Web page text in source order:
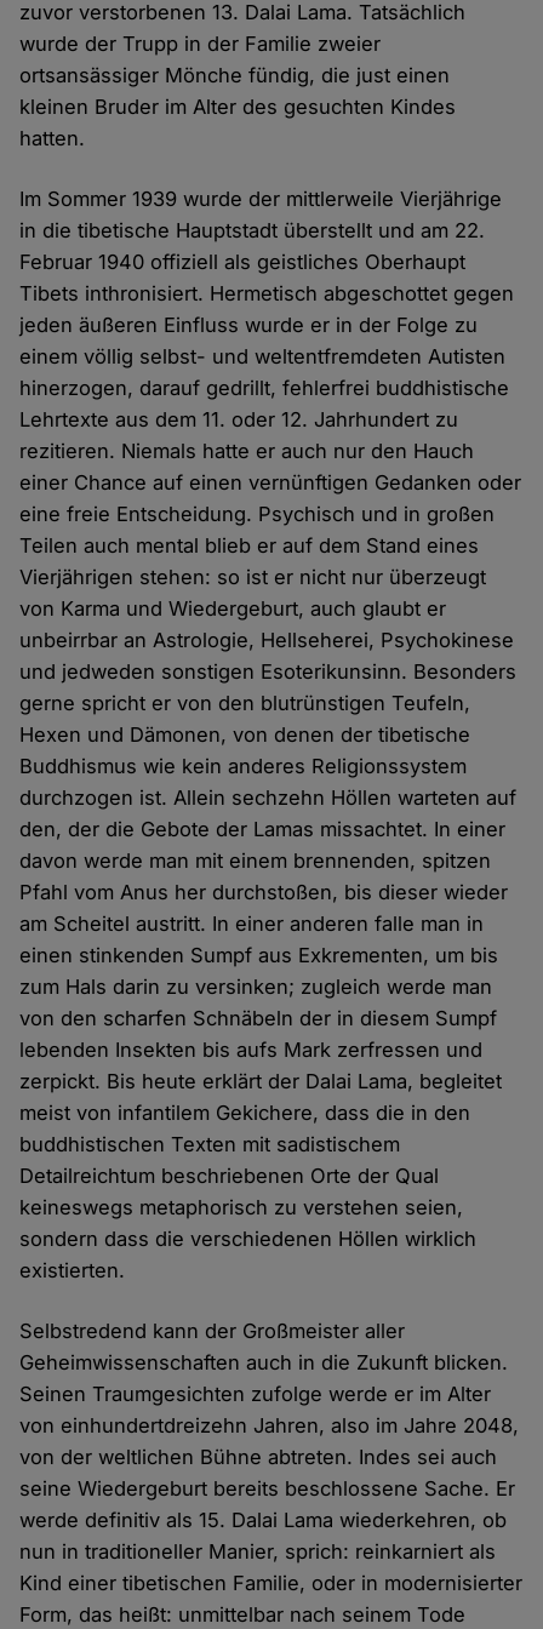
zuvor verstorbenen 13. Dalai Lama. Tatsächlich
wurde der Trupp in der Familie zweier
ortsansässiger Mönche fündig, die just einen
kleinen Bruder im Alter des gesuchten Kindes
hatten.
Im Sommer 1939 wurde der mittlerweile Vierjährige
in die tibetische Hauptstadt überstellt und am 22.
Februar 1940 offiziell als geistliches Oberhaupt
Tibets inthronisiert. Hermetisch abgeschottet gegen
jeden äußeren Einfluss wurde er in der Folge zu
einem völlig selbst- und weltentfremdeten Autisten
hinerzogen, darauf gedrillt, fehlerfrei buddhistische
Lehrtexte aus dem 11. oder 12. Jahrhundert zu
rezitieren. Niemals hatte er auch nur den Hauch
einer Chance auf einen vernünftigen Gedanken oder
eine freie Entscheidung. Psychisch und in großen
Teilen auch mental blieb er auf dem Stand eines
Vierjährigen stehen: so ist er nicht nur überzeugt
von Karma und Wiedergeburt, auch glaubt er
unbeirrbar an Astrologie, Hellseherei, Psychokinese
und jedweden sonstigen Esoterikunsinn. Besonders
gerne spricht er von den blutrünstigen Teufeln,
Hexen und Dämonen, von denen der tibetische
Buddhismus wie kein anderes Religionssystem
durchzogen ist. Allein sechzehn Höllen warteten auf
den, der die Gebote der Lamas missachtet. In einer
davon werde man mit einem brennenden, spitzen
Pfahl vom Anus her durchstoßen, bis dieser wieder
am Scheitel austritt. In einer anderen falle man in
einen stinkenden Sumpf aus Exkrementen, um bis
zum Hals darin zu versinken; zugleich werde man
von den scharfen Schnäbeln der in diesem Sumpf
lebenden Insekten bis aufs Mark zerfressen und
zerpickt. Bis heute erklärt der Dalai Lama, begleitet
meist von infantilem Gekichere, dass die in den
buddhistischen Texten mit sadistischem
Detailreichtum beschriebenen Orte der Qual
keineswegs metaphorisch zu verstehen seien,
sondern dass die verschiedenen Höllen wirklich
existierten.
Selbstredend kann der Großmeister aller
Geheimwissenschaften auch in die Zukunft blicken.
Seinen Traumgesichten zufolge werde er im Alter
von einhundertdreizehn Jahren, also im Jahre 2048,
von der weltlichen Bühne abtreten. Indes sei auch
seine Wiedergeburt bereits beschlossene Sache. Er
werde definitiv als 15. Dalai Lama wiederkehren, ob
nun in traditioneller Manier, sprich: reinkarniert als
Kind einer tibetischen Familie, oder in modernisierter
Form, das heißt: unmittelbar nach seinem Tode